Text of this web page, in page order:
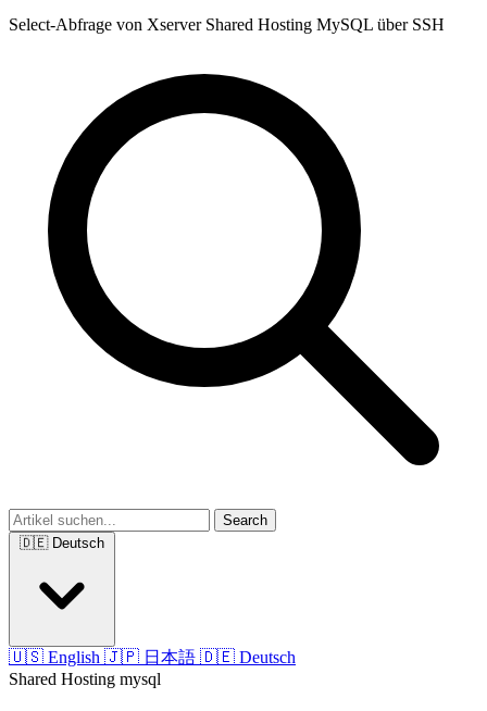
Select-Abfrage von Xserver Shared Hosting MySQL über SSH
Search
🇺🇸 English 🇯🇵 日本語 🇩🇪 Deutsch
Shared Hosting mysql